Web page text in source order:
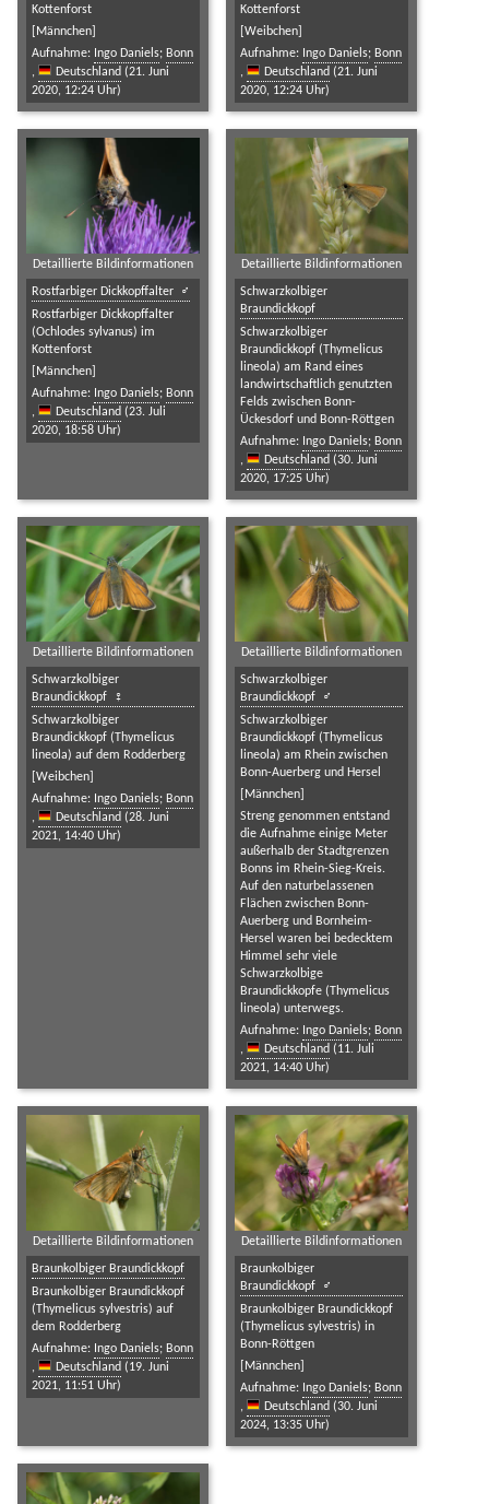
Kottenforst
[Männchen]
Aufnahme: Ingo Daniels; Bonn
,
Deutschland (21. Juni
2020, 12:24 Uhr)
Kottenforst
[Weibchen]
Aufnahme: Ingo Daniels; Bonn
,
Deutschland (21. Juni
2020, 12:24 Uhr)
Detaillierte Bildinformationen
Rostfarbiger Dickkopffalter
Rostfarbiger Dickkopffalter
(Ochlodes sylvanus) im
Kottenforst
[Männchen]
Aufnahme: Ingo Daniels; Bonn
,
Deutschland (23. Juli
2020, 18:58 Uhr)
Detaillierte Bildinformationen
Schwarzkolbiger
Braundickkopf
Schwarzkolbiger
Braundickkopf (Thymelicus
lineola) am Rand eines
landwirtschaftlich genutzten
Felds zwischen Bonn-
Ückesdorf und Bonn-Röttgen
Aufnahme: Ingo Daniels; Bonn
,
Deutschland (30. Juni
2020, 17:25 Uhr)
Detaillierte Bildinformationen
Schwarzkolbiger
Braundickkopf
Schwarzkolbiger
Braundickkopf (Thymelicus
lineola) auf dem Rodderberg
[Weibchen]
Aufnahme: Ingo Daniels; Bonn
,
Deutschland (28. Juni
2021, 14:40 Uhr)
Detaillierte Bildinformationen
Schwarzkolbiger
Braundickkopf
Schwarzkolbiger
Braundickkopf (Thymelicus
lineola) am Rhein zwischen
Bonn-Auerberg und Hersel
[Männchen]
Streng genommen entstand
die Aufnahme einige Meter
außerhalb der Stadtgrenzen
Bonns im Rhein-Sieg-Kreis.
Auf den naturbelassenen
Flächen zwischen Bonn-
Auerberg und Bornheim-
Hersel waren bei bedecktem
Himmel sehr viele
Schwarzkolbige
Braundickkopfe (Thymelicus
lineola) unterwegs.
Aufnahme: Ingo Daniels; Bonn
,
Deutschland (11. Juli
2021, 14:40 Uhr)
Detaillierte Bildinformationen
Braunkolbiger Braundickkopf
Braunkolbiger Braundickkopf
(Thymelicus sylvestris) auf
dem Rodderberg
Aufnahme: Ingo Daniels; Bonn
,
Deutschland (19. Juni
2021, 11:51 Uhr)
Detaillierte Bildinformationen
Braunkolbiger
Braundickkopf
Braunkolbiger Braundickkopf
(Thymelicus sylvestris) in
Bonn-Röttgen
[Männchen]
Aufnahme: Ingo Daniels; Bonn
,
Deutschland (30. Juni
2024, 13:35 Uhr)